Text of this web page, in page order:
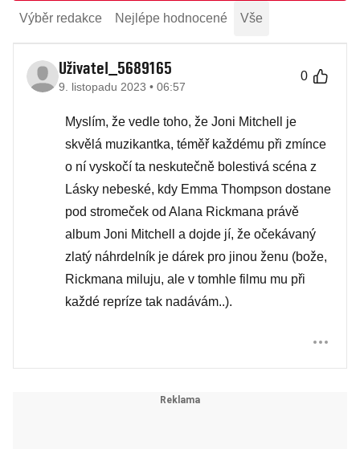
Výběr redakce Nejlépe hodnocené Vše
Uživatel_5689165
9. listopadu 2023 • 06:57
0
Myslím, že vedle toho, že Joni Mitchell je
skvělá muzikantka, téměř každému při zmínce
o ní vyskočí ta neskutečně bolestivá scéna z
Lásky nebeské, kdy Emma Thompson dostane
pod stromeček od Alana Rickmana právě
album Joni Mitchell a dojde jí, že očekávaný
zlatý náhrdelník je dárek pro jinou ženu (bože,
Rickmana miluju, ale v tomhle filmu mu při
každé repríze tak nadávám..).